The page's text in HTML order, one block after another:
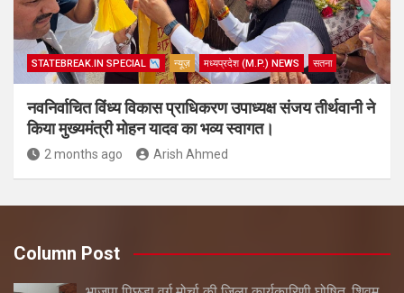
STATEBREAK.IN SPECIAL न्यूज़ मध्यप्रदेश (M.P.) NEWS सतना
नवनिर्वाचित विंध्य विकास प्राधिकरण उपाध्यक्ष संजय तीर्थवानी ने
किया मुख्यमंत्री मोहन यादव का भव्य स्वागत।
2 months ago Arish Ahmed
Column Post